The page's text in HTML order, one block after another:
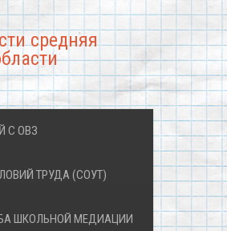
средняя
С ОВЗ
ТРУДА (СОУТ)
ШКОЛЬНОЙ МЕДИАЦИИ